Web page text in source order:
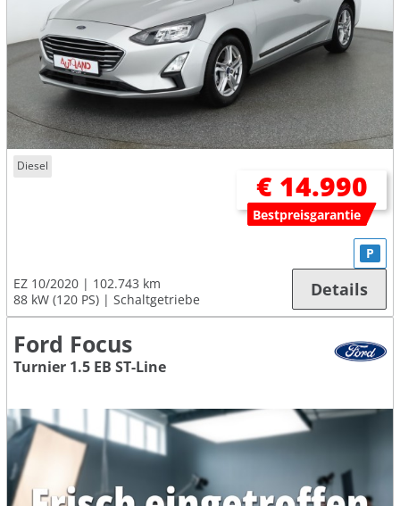
Diesel
€ 14.990
Bestpreisgarantie
EZ 10/2020
102.743 km
88 kW (120 PS)
Schaltgetriebe
P
Details
Ford Focus
Turnier 1.5 EB ST-Line